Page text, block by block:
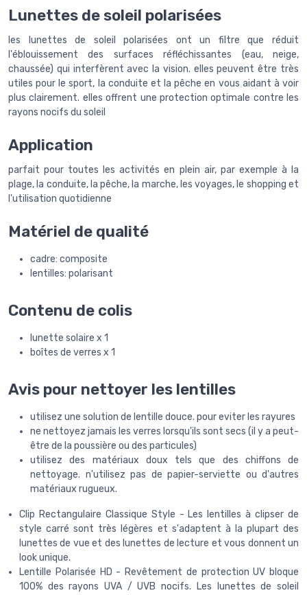
Lunettes de soleil polarisées
les lunettes de soleil polarisées ont un filtre que réduit
l'éblouissement des surfaces réfléchissantes (eau, neige,
chaussée) qui interfèrent avec la vision. elles peuvent être très
utiles pour le sport, la conduite et la pêche en vous aidant à voir
plus clairement. elles offrent une protection optimale contre les
rayons nocifs du soleil
Application
parfait pour toutes les activités en plein air, par exemple à la
plage, la conduite, la pêche, la marche, les voyages, le shopping et
l'utilisation quotidienne
Matériel de qualité
cadre: composite
lentilles: polarisant
Contenu de colis
lunette solaire x 1
boîtes de verres x 1
Avis pour nettoyer les lentilles
utilisez une solution de lentille douce. pour eviter les rayures
ne nettoyez jamais les verres lorsqu'ils sont secs (il y a peut-
être de la poussière ou des particules)
utilisez des matériaux doux tels que des chiffons de
nettoyage. n'utilisez pas de papier-serviette ou d'autres
matériaux rugueux.
Clip Rectangulaire Classique Style - Les lentilles à clipser de
style carré sont très légères et s'adaptent à la plupart des
lunettes de vue et des lunettes de lecture et vous donnent un
look unique.
Lentille Polarisée HD - Revêtement de protection UV bloque
100% des rayons UVA / UVB nocifs. Les lunettes de soleil